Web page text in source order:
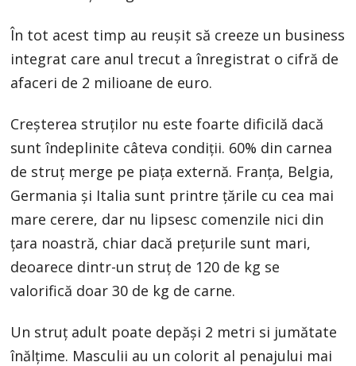
În tot acest timp au reușit să creeze un business
integrat care anul trecut a înregistrat o cifră de
afaceri de 2 milioane de euro.
Creșterea struților nu este foarte dificilă dacă
sunt îndeplinite câteva condiții. 60% din carnea
de struț merge pe piața externă. Franța, Belgia,
Germania și Italia sunt printre țările cu cea mai
mare cerere, dar nu lipsesc comenzile nici din
țara noastră, chiar dacă prețurile sunt mari,
deoarece dintr-un struț de 120 de kg se
valorifică doar 30 de kg de carne.
Un struţ adult poate depăși 2 metri si jumătate
înălţime. Masculii au un colorit al penajului mai